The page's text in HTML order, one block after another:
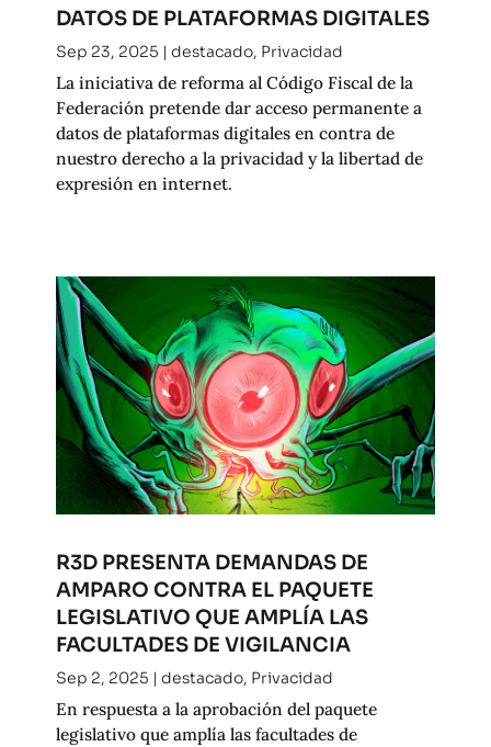
DATOS DE PLATAFORMAS DIGITALES
Sep 23, 2025 | destacado, Privacidad
La iniciativa de reforma al Código Fiscal de la
Federación pretende dar acceso permanente a
datos de plataformas digitales en contra de
nuestro derecho a la privacidad y la libertad de
expresión en internet.
R3D PRESENTA DEMANDAS DE
AMPARO CONTRA EL PAQUETE
LEGISLATIVO QUE AMPLÍA LAS
FACULTADES DE VIGILANCIA
Sep 2, 2025 | destacado, Privacidad
En respuesta a la aprobación del paquete
legislativo que amplía las facultades de